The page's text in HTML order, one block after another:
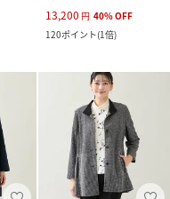
13,200 円 40%OFF
120ポイント(1倍)